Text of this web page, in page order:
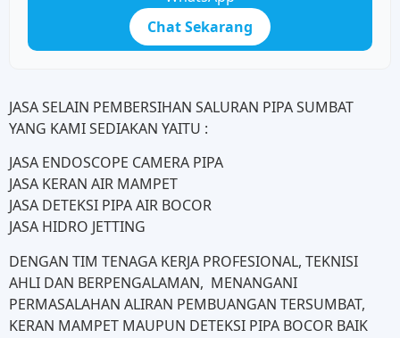
Chat Sekarang
JASA SELAIN PEMBERSIHAN SALURAN PIPA SUMBAT
YANG KAMI SEDIAKAN YAITU :
JASA ENDOSCOPE CAMERA PIPA
JASA KERAN AIR MAMPET
JASA DETEKSI PIPA AIR BOCOR
JASA HIDRO JETTING
DENGAN TIM TENAGA KERJA PROFESIONAL, TEKNISI
AHLI DAN BERPENGALAMAN, MENANGANI
PERMASALAHAN ALIRAN PEMBUANGAN TERSUMBAT,
KERAN MAMPET MAUPUN DETEKSI PIPA BOCOR BAIK